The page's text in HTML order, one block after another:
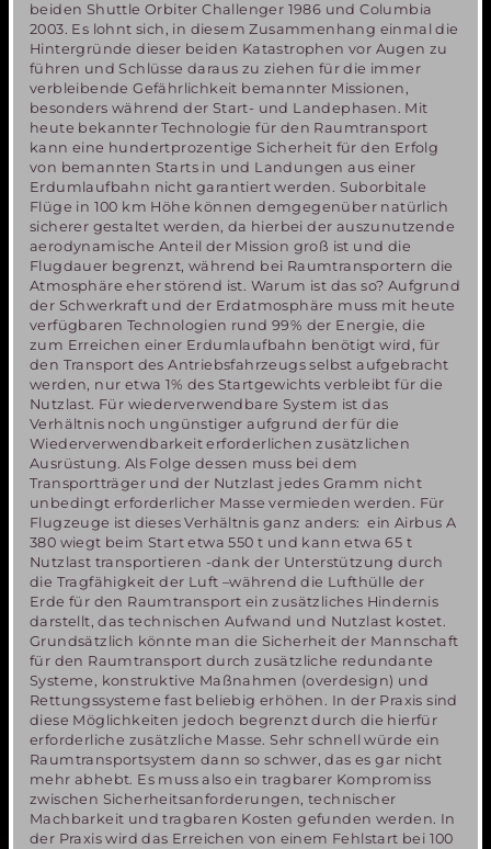
beiden Shuttle Orbiter Challenger 1986 und Columbia
2003. Es lohnt sich, in diesem Zusammenhang einmal die
Hintergründe dieser beiden Katastrophen vor Augen zu
führen und Schlüsse daraus zu ziehen für die immer
verbleibende Gefährlichkeit bemannter Missionen,
besonders während der Start- und Landephasen. Mit
heute bekannter Technologie für den Raumtransport
kann eine hundertprozentige Sicherheit für den Erfolg
von bemannten Starts in und Landungen aus einer
Erdumlaufbahn nicht garantiert werden. Suborbitale
Flüge in 100 km Höhe können demgegenüber natürlich
sicherer gestaltet werden, da hierbei der auszunutzende
aerodynamische Anteil der Mission groß ist und die
Flugdauer begrenzt, während bei Raumtransportern die
Atmosphäre eher störend ist. Warum ist das so? Aufgrund
der Schwerkraft und der Erdatmosphäre muss mit heute
verfügbaren Technologien rund 99% der Energie, die
zum Erreichen einer Erdumlaufbahn benötigt wird, für
den Transport des Antriebsfahrzeugs selbst aufgebracht
werden, nur etwa 1% des Startgewichts verbleibt für die
Nutzlast. Für wiederverwendbare System ist das
Verhältnis noch ungünstiger aufgrund der für die
Wiederverwendbarkeit erforderlichen zusätzlichen
Ausrüstung. Als Folge dessen muss bei dem
Transportträger und der Nutzlast jedes Gramm nicht
unbedingt erforderlicher Masse vermieden werden. Für
Flugzeuge ist dieses Verhältnis ganz anders: ein Airbus A
380 wiegt beim Start etwa 550 t und kann etwa 65 t
Nutzlast transportieren -dank der Unterstützung durch
die Tragfähigkeit der Luft –während die Lufthülle der
Erde für den Raumtransport ein zusätzliches Hindernis
darstellt, das technischen Aufwand und Nutzlast kostet.
Grundsätzlich könnte man die Sicherheit der Mannschaft
für den Raumtransport durch zusätzliche redundante
Systeme, konstruktive Maßnahmen (overdesign) und
Rettungssysteme fast beliebig erhöhen. In der Praxis sind
diese Möglichkeiten jedoch begrenzt durch die hierfür
erforderliche zusätzliche Masse. Sehr schnell würde ein
Raumtransportsystem dann so schwer, das es gar nicht
mehr abhebt. Es muss also ein tragbarer Kompromiss
zwischen Sicherheitsanforderungen, technischer
Machbarkeit und tragbaren Kosten gefunden werden. In
der Praxis wird das Erreichen von einem Fehlstart bei 100